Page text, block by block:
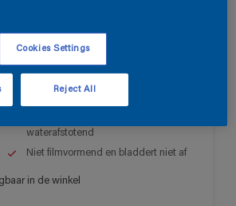
Respecteert de natuurlijke
waterafstotend
Niet filmvormend en bladdert niet af
in de winkel
Cookies Settings
Reject All